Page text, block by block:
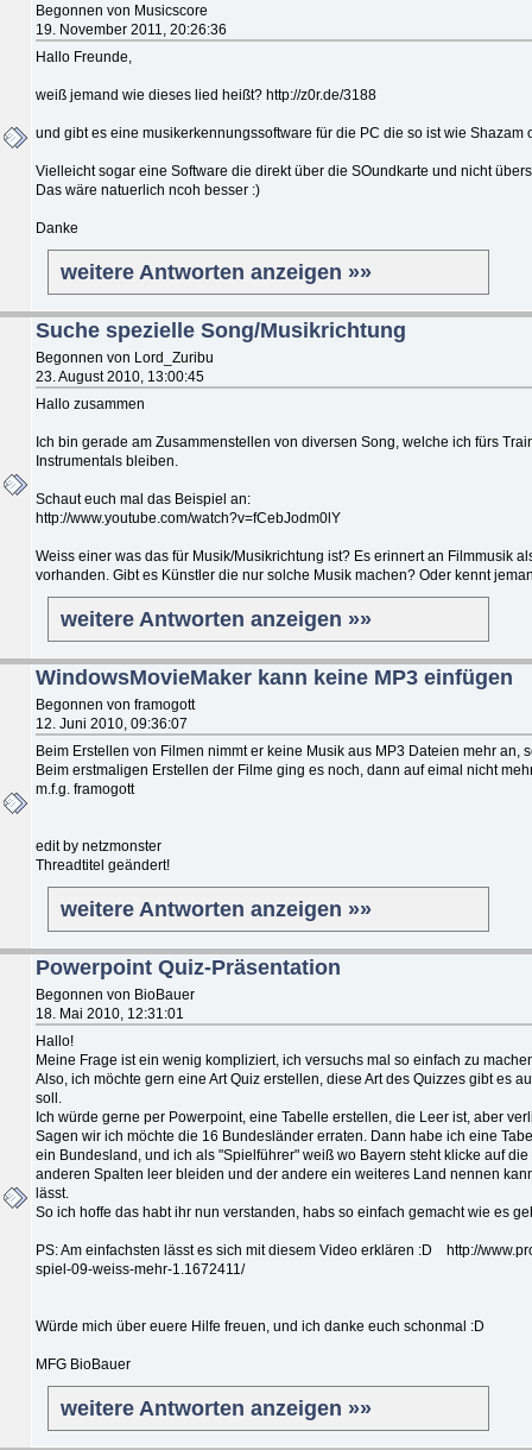
Begonnen von Musicscore
19. November 2011, 20:26:36
Hallo Freunde,
weiß jemand wie dieses lied heißt? http://z0r.de/3188
und gibt es eine musikerkennungssoftware für die PC die so ist wie Shazam
Vielleicht sogar eine Software die direkt über die SOundkarte und nicht
Das wäre natuerlich ncoh besser :)
Danke
weitere Antworten anzeigen »»
Suche spezielle Song/Musikrichtung
Begonnen von Lord_Zuribu
23. August 2010, 13:00:45
Hallo zusammen
Ich bin gerade am Zusammenstellen von diversen Song, welche ich fürs
Instrumentals bleiben.
Schaut euch mal das Beispiel an:
http://www.youtube.com/watch?v=fCebJodm0lY
Weiss einer was das für Musik/Musikrichtung ist? Es erinnert an Filmmusik
vorhanden. Gibt es Künstler die nur solche Musik machen? Oder kennt
weitere Antworten anzeigen »»
WindowsMovieMaker kann keine MP3 einfügen
Begonnen von framogott
12. Juni 2010, 09:36:07
Beim Erstellen von Filmen nimmt er keine Musik aus MP3 Dateien mehr an,
Beim erstmaligen Erstellen der Filme ging es noch, dann auf eimal nicht
m.f.g. framogott
edit by netzmonster
Threadtitel geändert!
weitere Antworten anzeigen »»
Powerpoint Quiz-Präsentation
Begonnen von BioBauer
18. Mai 2010, 12:31:01
Hallo!
Meine Frage ist ein wenig kompliziert, ich versuchs mal so einfach zu
Also, ich möchte gern eine Art Quiz erstellen, diese Art des Quizzes gibt es
soll.
Ich würde gerne per Powerpoint, eine Tabelle erstellen, die Leer ist, aber
Sagen wir ich möchte die 16 Bundesländer erraten. Dann habe ich eine
ein Bundesland, und ich als "Spielführer" weiß wo Bayern steht klicke auf
anderen Spalten leer bleiden und der andere ein weiteres Land nennen
lässt.
So ich hoffe das habt ihr nun verstanden, habs so einfach gemacht wie es
PS: Am einfachsten lässt es sich mit diesem Video erklären :D http://
spiel-09-weiss-mehr-1.1672411/
Würde mich über euere Hilfe freuen, und ich danke euch schonmal :D
MFG BioBauer
weitere Antworten anzeigen »»